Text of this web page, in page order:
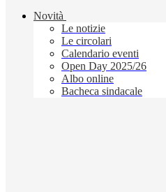
Novità
Le notizie
Le circolari
Calendario eventi
Open Day 2025/26
Albo online
Bacheca sindacale